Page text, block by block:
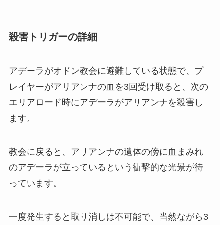
殺害トリガーの詳細
アデーラがオドン教会に避難している状態で、プ
レイヤーがアリアンナの血を3回受け取ると、次の
エリアロード時にアデーラがアリアンナを殺害し
ます。
教会に戻ると、アリアンナの遺体の傍に血まみれ
のアデーラが立っているという衝撃的な光景が待
っています。
一度発生すると取り消しは不可能で、当然ながら3